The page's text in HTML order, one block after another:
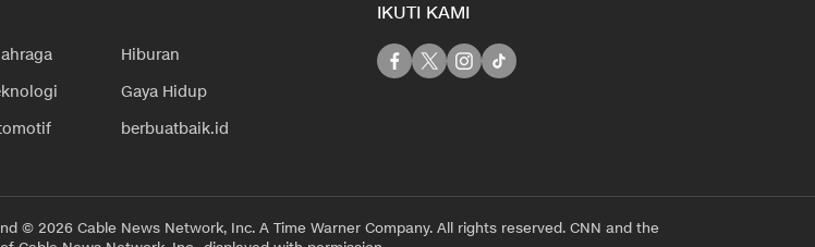
Hiburan
Gaya Hidup
berbuatbaik.id
IKUTI KAMI
© 2026 Cable News Network, Inc. A Time Warner Company. All rights reserved. CNN and the